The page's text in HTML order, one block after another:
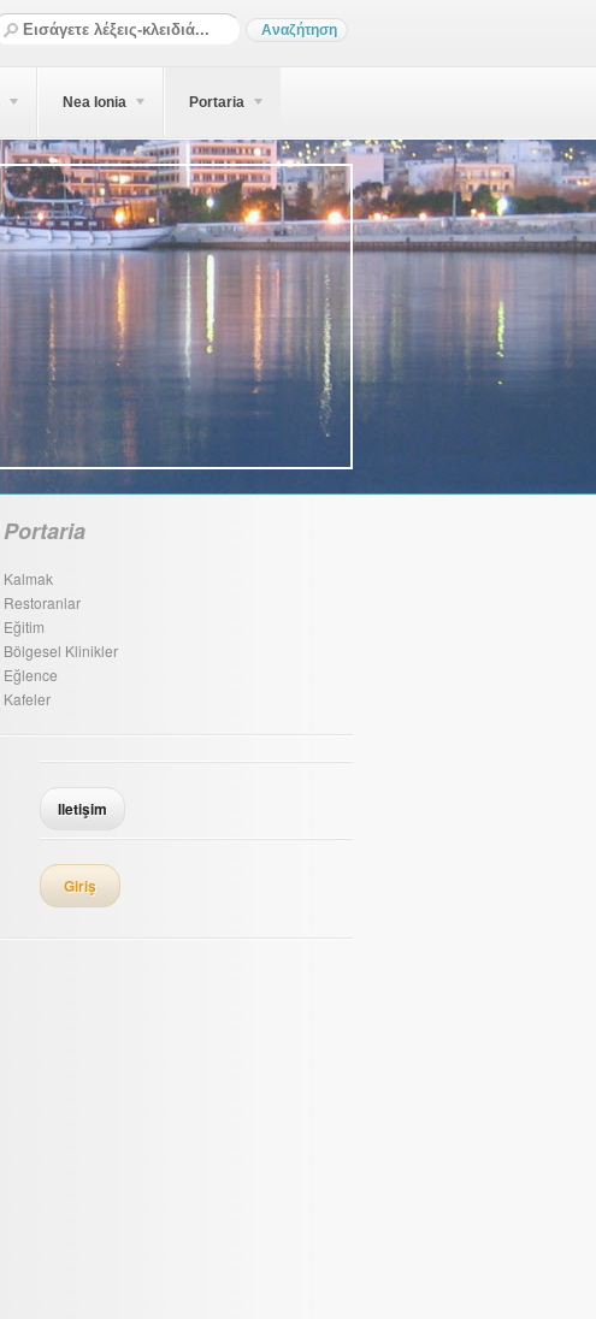
Nea Ionia Portaria
Portaria
Kalmak
Restoranlar
Eğitim
Bölgesel Klinikler
Eğlence
Kafeler
Iletişim
Giriş